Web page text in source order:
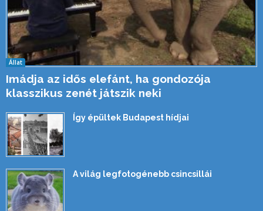
Állat
Imádja az idős elefánt, ha gondozója
klasszikus zenét játszik neki
Így épültek Budapest hídjai
A világ legfotogénebb csincsillái